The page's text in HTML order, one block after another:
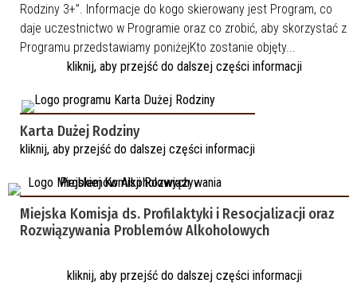
Rodziny 3+”. Informacje do kogo skierowany jest Program, co
daje uczestnictwo w Programie oraz co zrobić, aby skorzystać z
Programu przedstawiamy poniżejKto zostanie objęty...
kliknij, aby przejść do dalszej części informacji
Karta Dużej Rodziny
kliknij, aby przejść do dalszej części informacji
Miejska Komisja ds. Profilaktyki i Resocjalizacji oraz
Rozwiązywania Problemów Alkoholowych
kliknij, aby przejść do dalszej części informacji